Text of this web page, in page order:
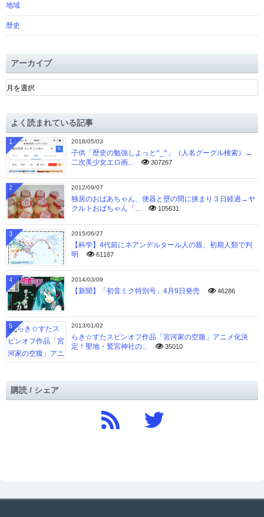
地域
歴史
アーカイブ
ア
ー
ブよく読まれている記事
2018/05/03
子供「歴史の勉強しよっと^_^」（人名グーグル検索）→
二次美少女エロ画...
307267
1
2012/09/07
独居のおばあちゃん、便器と壁の間に挟まり３日経過→ヤ
クルトおばちゃん「...
105631
2
2015/06/27
【科学】4代前にネアンデルタール人の親、初期人類で判
明
61187
3
2014/03/09
【新聞】「初音ミク特別号」4月9日発売 46286
4
2013/01/02
らき☆すたスピンオフ作品「宮河家の空腹」アニメ化決
定！聖地・鷲宮神社の...
35010
5
購読 / シェア